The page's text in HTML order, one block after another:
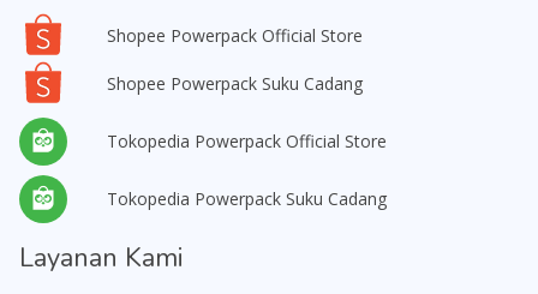
Shopee Powerpack Official Store
Shopee Powerpack Suku Cadang
Tokopedia Powerpack Official Store
Tokopedia Powerpack Suku Cadang
Layanan Kami